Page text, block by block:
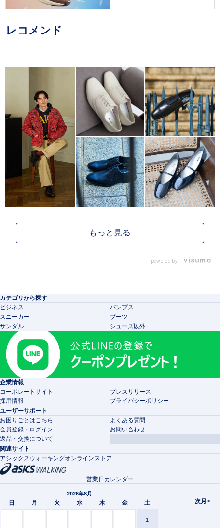
レコメンド
powered by
カテゴリから探す
ビジネス
パンプス
スニーカー
ブーツ
サンダル
シューズ以外
企業情報
コーポレートサイト
プレスリリース
採用情報
プライバシーポリシー
ユーザーサポート
お困りごとはこちら
よくある質問
会員登録・ログイン
お問い合わせ
返品・交換について
関連サイト
アシックスウォーキングオンラインストア
次月 >
営業日カレンダー
2026年8月
日 月 火 水 木 金 土
1